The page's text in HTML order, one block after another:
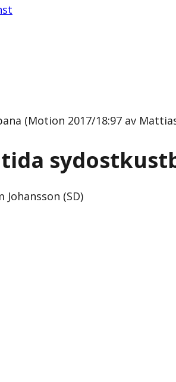
(Motion 2017/18:97 av
(SD)